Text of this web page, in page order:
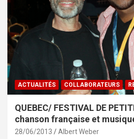
ACTUALITÉS COLLABORATEURS
QUEBEC/ FESTIVAL DE
chanson française et
28/06/2013 Albert Weber